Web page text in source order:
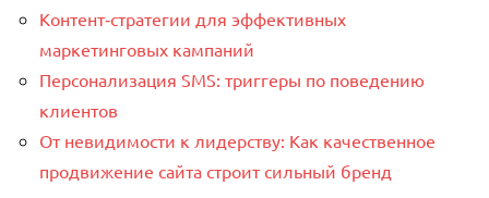
Контент‑стратегии для эффективных
маркетинговых кампаний
Персонализация SMS: триггеры по поведению
клиентов
От невидимости к лидерству: Как качественное
продвижение сайта строит сильный бренд